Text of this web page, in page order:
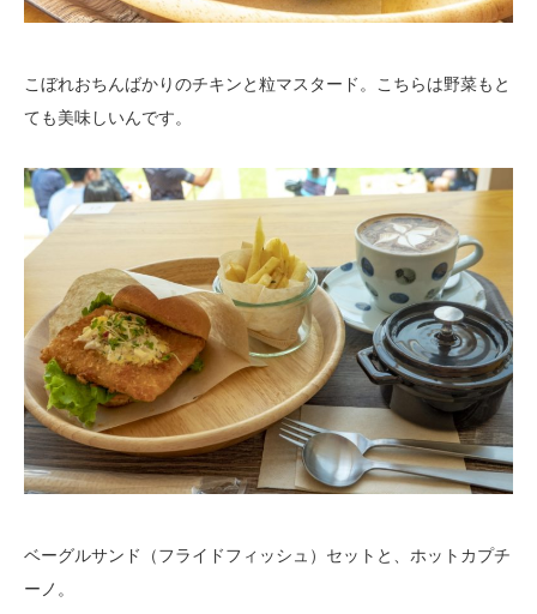
こぼれおちんばかりのチキンと粒マスタード。こちらは野菜もと
ても美味しいんです。
ベーグルサンド（フライドフィッシュ）セットと、ホットカプチ
ーノ。